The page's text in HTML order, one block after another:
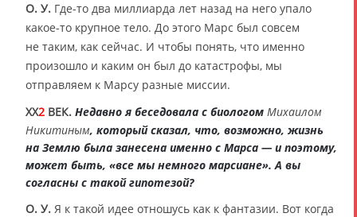
О. У. Где-то два миллиарда лет назад на него упало
какое-то крупное тело. До этого Марс был совсем
не таким, как сейчас. И чтобы понять, что именно
произошло и каким он был до катастрофы, мы
отправляем к Марсу разные миссии.
XX2 ВЕК. Недавно я беседовала с биологом Михаилом
Никитиным, который сказал, что, возможно, жизнь
на Землю была занесена именно с Марса — и поэтому,
может быть, «все мы немного марсиане». А вы
согласны с такой гипотезой?
О. У. Я к такой идее отношусь как к фантазии. Вот когда